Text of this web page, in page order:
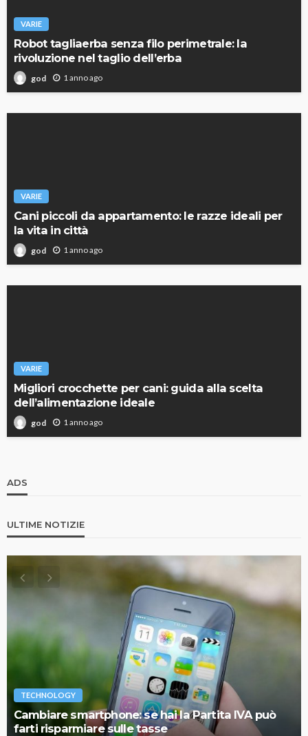
VARIE
Robot tagliaerba senza filo perimetrale: la
rivoluzione nel taglio dell’erba
god 1 anno ago
VARIE
Cani piccoli da appartamento: le razze ideali per
la vita in città
god 1 anno ago
VARIE
Migliori crocchette per cani: guida alla scelta
dell’alimentazione ideale
god 1 anno ago
ADS
ULTIME NOTIZIE
TECHNOLOGY
Cambiare smartphone: se hai la Partita IVA può
farti risparmiare sulle tasse